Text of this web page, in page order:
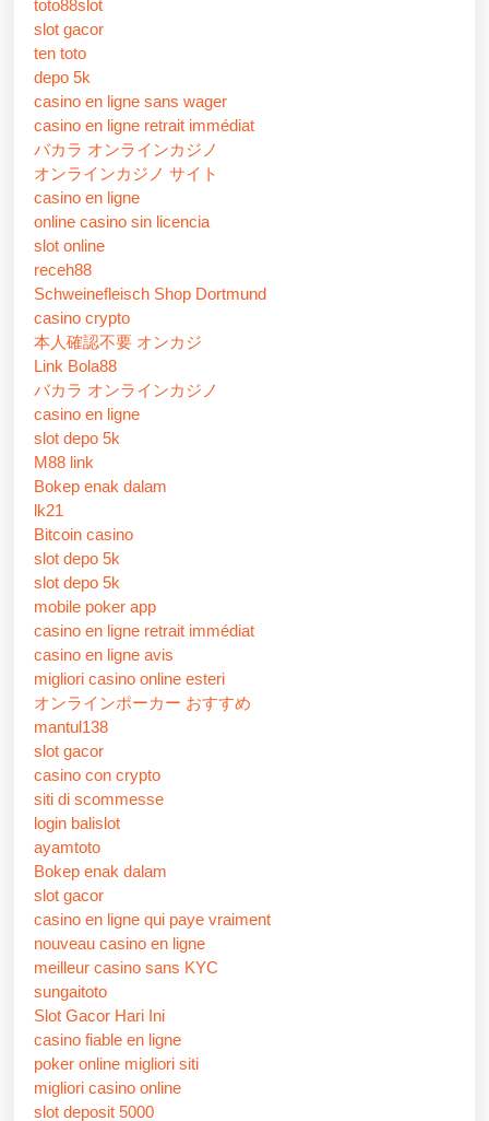
toto88slot
slot gacor
ten toto
depo 5k
casino en ligne sans wager
casino en ligne retrait immédiat
バカラ オンラインカジノ
オンラインカジノ サイト
casino en ligne
online casino sin licencia
slot online
receh88
Schweinefleisch Shop Dortmund
casino crypto
本人確認不要 オンカジ
Link Bola88
バカラ オンラインカジノ
casino en ligne
slot depo 5k
M88 link
Bokep enak dalam
lk21
Bitcoin casino
slot depo 5k
slot depo 5k
mobile poker app
casino en ligne retrait immédiat
casino en ligne avis
migliori casino online esteri
オンラインポーカー おすすめ
mantul138
slot gacor
casino con crypto
siti di scommesse
login balislot
ayamtoto
Bokep enak dalam
slot gacor
casino en ligne qui paye vraiment
nouveau casino en ligne
meilleur casino sans KYC
sungaitoto
Slot Gacor Hari Ini
casino fiable en ligne
poker online migliori siti
migliori casino online
slot deposit 5000